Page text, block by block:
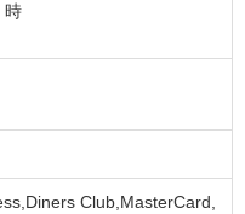
時
Club,MasterCard,